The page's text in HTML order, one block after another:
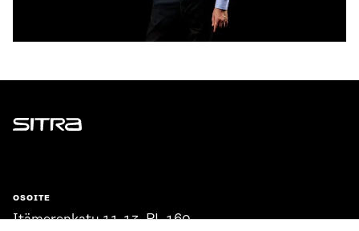
Sitra
OSOITE
Itämerenkatu 11-13, PL 160,